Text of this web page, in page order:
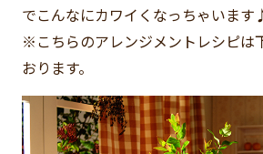
でこんなにカワイくなっちゃいます
※こちらのアレンジメントレシピは
おります。